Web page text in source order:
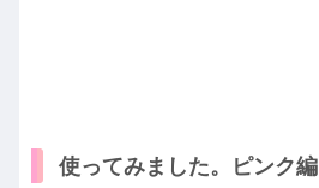
使ってみました。ピンク編